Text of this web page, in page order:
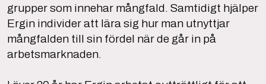
grupper som innehar mångfald. Samtidigt hjälper
Ergin individer att lära sig hur man utnyttjar
mångfalden till sin fördel när de går in på
arbetsmarknaden.